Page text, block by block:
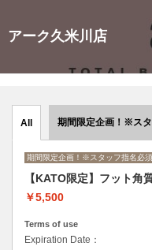
アーク久米川店
All 期間限定企画！※ス
期間限定企画！※スタッフ指名必
【KATO限定】フット
￥5,500
Terms of use
Expiration Date：